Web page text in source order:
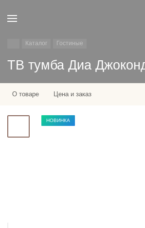
Каталог Гостиные
ТВ тумба Диа
О товаре Цена и заказ
НОВИНКА